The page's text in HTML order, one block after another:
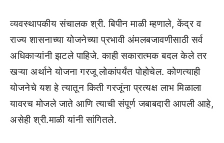
व्यवस्थापकीय संचालक श्री. बिपीन माळी म्हणाले, केंद्र व
राज्य शासनाच्या योजनेच्या प्रभावी अंमलबजावणीसाठी सर्व
अधिकाऱ्यांनी झटले पाहिजे. काही सकारात्मक बदल केले तर
खऱ्या अर्थाने योजना गरजू लोकांपर्यंत पोहोचेल. कोणत्याही
योजनेचे यश हे त्यातून किती गरजूंना प्रत्यक्ष लाभ मिळाला
यावरच मोजले जाते आणि त्याची संपूर्ण जबाबदारी आपली आहे,
असेही श्री.माळी यांनी सांगितले.